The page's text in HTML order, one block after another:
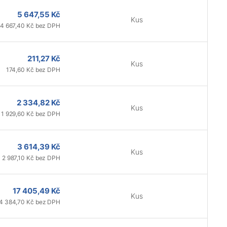
5 647,55 Kč
4 667,40 Kč bez DPH
Kus
211,27 Kč
174,60 Kč bez DPH
Kus
2 334,82 Kč
1 929,60 Kč bez DPH
Kus
3 614,39 Kč
2 987,10 Kč bez DPH
Kus
17 405,49 Kč
384,70 Kč bez DPH
Kus